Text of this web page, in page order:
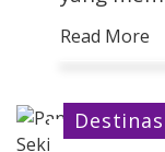
Read More